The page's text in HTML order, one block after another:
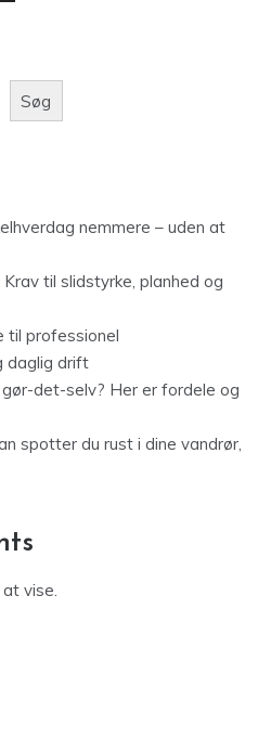
Søg
nemmere – uden at
til slidstyrke, planhed og
til professionel
daglig drift
det-selv? Her er fordele og
spotter du rust i dine vandrør,
vise.